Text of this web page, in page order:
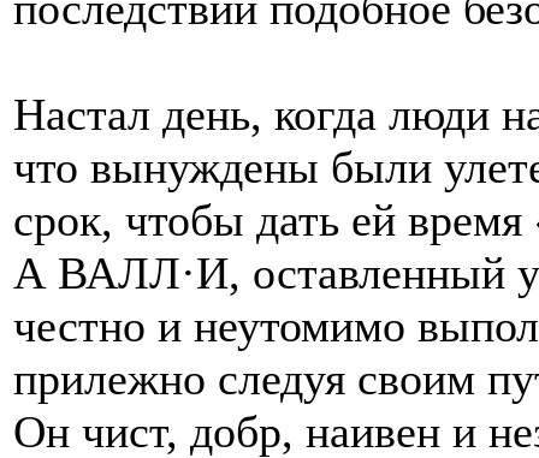
Настал день, когда люди
что вынуждены были
срок, чтобы дать ей время
А ВАЛЛ·И, оставленный
честно и неутомимо
прилежно следуя своим
Он чист, добр, наивен и